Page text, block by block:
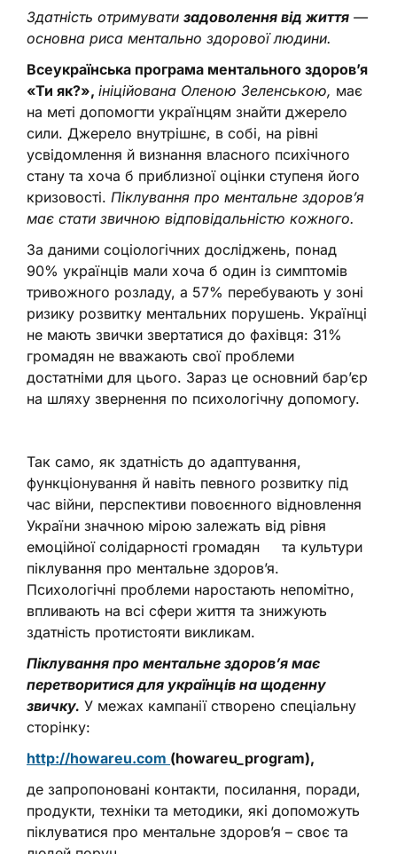
Здатність отримувати задоволення від життя —
основна риса ментально здорової людини.
Всеукраїнська програма ментального здоров’я
«Ти як?», ініційована Оленою Зеленською, має
на меті допомогти українцям знайти джерело
сили. Джерело внутрішнє, в собі, на рівні
усвідомлення й визнання власного психічного
стану та хоча б приблизної оцінки ступеня його
кризовості. Піклування про ментальне здоров’я
має стати звичною відповідальністю кожного.
За даними соціологічних досліджень, понад
90% українців мали хоча б один із симптомів
тривожного розладу, а 57% перебувають у зоні
ризику розвитку ментальних порушень. Українці
не мають звички звертатися до фахівця: 31%
громадян не вважають свої проблеми
достатніми для цього. Зараз це основний бар’єр
на шляху звернення по психологічну допомогу.
Так само, як здатність до адаптування,
функціонування й навіть певного розвитку під
час війни, перспективи повоєнного відновлення
України значною мірою залежать від рівня
емоційної солідарності громадян та культури
піклування про ментальне здоров’я.
Психологічні проблеми наростають непомітно,
впливають на всі сфери життя та знижують
здатність протистояти викликам.
Піклування про ментальне здоров’я має
перетворитися для українців на щоденну
звичку. У межах кампанії створено спеціальну
сторінку:
http://howareu.com (howareu_program),
де запропоновані контакти, посилання, поради,
продукти, техніки та методики, які допоможуть
піклуватися про ментальне здоров’я – своє та